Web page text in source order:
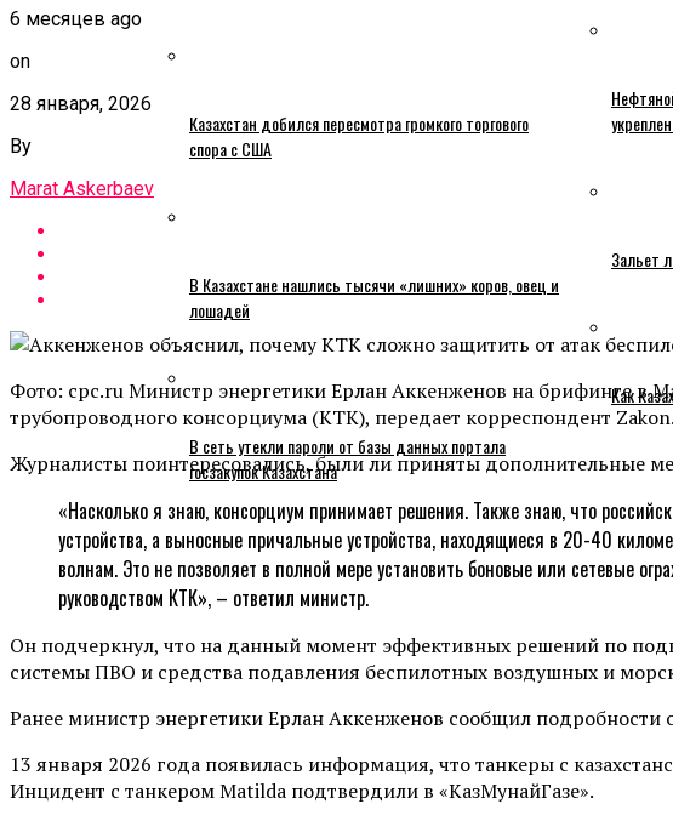
Казахстан добился пересмотра громкого торгового
спора с США
В Казахстане нашлись тысячи «лишних» коров, овец и
лошадей
В сеть утекли пароли от базы данных портала
госзакупок Казахстана
Зальет
Как
6 месяцев ago
on
28 января, 2026
By
Marat Askerbaev
Фото: cpc.ru Министр энергетики Ерлан Аккенженов на брифинге в
трубопроводного консорциума (КТК), передает корреспондент
Журналисты поинтересовались, были ли приняты дополнительные
«Насколько я знаю, консорциум принимает решения. Также знаю, что
устройства, а выносные причальные устройства, находящиеся в 20-40
волнам. Это не позволяет в полной мере установить боновые или сетевые
руководством КТК», – ответил министр.
Он подчеркнул, что на данный момент эффективных решений по
системы ПВО и средства подавления беспилотных воздушных и
Ранее министр энергетики Ерлан Аккенженов сообщил
13 января 2026 года появилась информация, что танкеры с
Инцидент с танкером Matilda подтвердили в «КазМунайГазе».